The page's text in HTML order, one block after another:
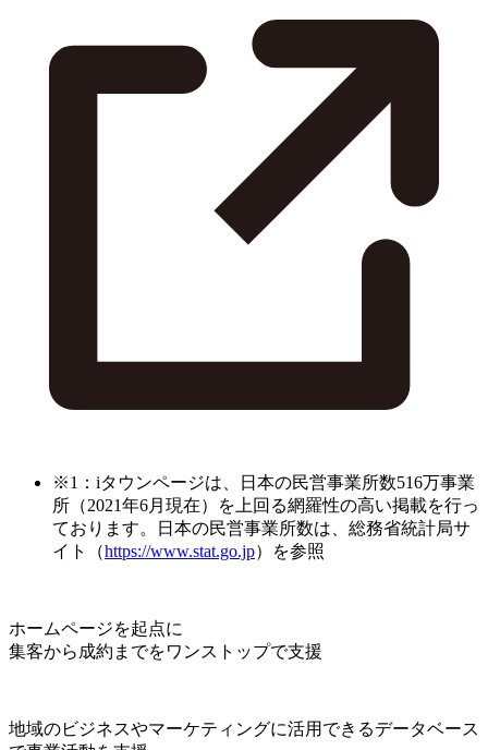
※1：iタウンページは、日本の民営事業所数516万事業
所（2021年6月現在）を上回る網羅性の高い掲載を行っ
ております。日本の民営事業所数は、総務省統計局サ
イト（https://www.stat.go.jp）を参照
ホームページを起点に
集客から成約までをワンストップで支援
地域のビジネスやマーケティングに活用できるデータベース